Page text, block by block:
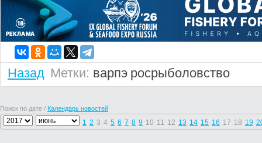
Назад Метки: варпэ росрыболовство
Поиск по дате / Календарь новостей
1 2 3 4 5 6 7 8 9 10 11 12 13 14 15 16 17 18 19